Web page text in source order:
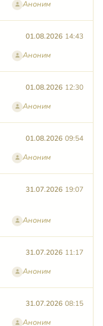
Аноним
01.08.2026 14:43
Аноним
01.08.2026 12:30
Аноним
01.08.2026 09:54
Аноним
31.07.2026 19:07
Аноним
31.07.2026 11:17
Аноним
31.07.2026 08:15
Аноним